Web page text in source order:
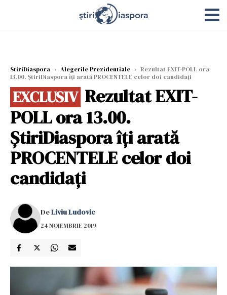
StiriDiaspora › Alegerile Prezidentiale › Rezultat EXIT-POLL ora
13.00. ȘtiriDiaspora îți arată PROCENTELE celor doi candidați
EXCLUSIV Rezultat EXIT-
POLL ora 13.00.
ȘtiriDiaspora îți arată
PROCENTELE celor doi
candidați
DeLiviu Ludovic
24 NOIEMBRIE 2019